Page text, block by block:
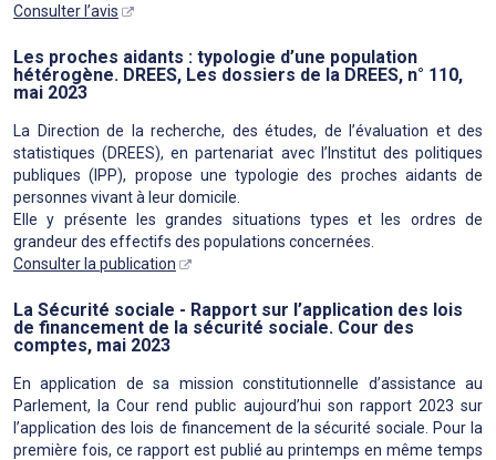
Consulter l’avis
Les proches aidants : typologie d’une population
hétérogène. DREES, Les dossiers de la DREES, n° 110,
mai 2023
La Direction de la recherche, des études, de l’évaluation et des
statistiques (DREES), en partenariat avec l’Institut des politiques
publiques (IPP), propose une typologie des proches aidants de
personnes vivant à leur domicile.
Elle y présente les grandes situations types et les ordres de
grandeur des effectifs des populations concernées.
Consulter la publication
La Sécurité sociale - Rapport sur l’application des lois
de financement de la sécurité sociale. Cour des
comptes, mai 2023
En application de sa mission constitutionnelle d’assistance au
Parlement, la Cour rend public aujourd’hui son rapport 2023 sur
l’application des lois de financement de la sécurité sociale. Pour la
première fois, ce rapport est publié au printemps en même temps